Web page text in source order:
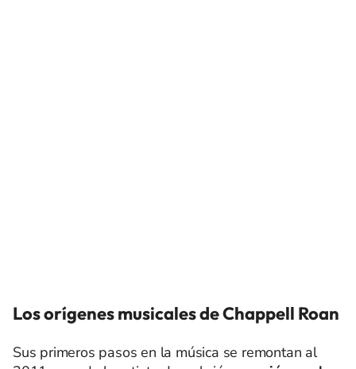
Los orígenes musicales de Chappell Roan
Sus primeros pasos en la música se remontan al